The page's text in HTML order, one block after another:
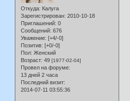
Откуда: Калуга
Зарегистрирован: 2010-10-18
Приглашений: 0
Сообщений: 676
Уважение: [+4/-0]
Позитив: [+0/-0]
Пол: Женский
Возраст: 49 [1977-02-04]
Провел на форуме:
13 дней 2 часа
Последний визит:
2014-07-11 03:55:36